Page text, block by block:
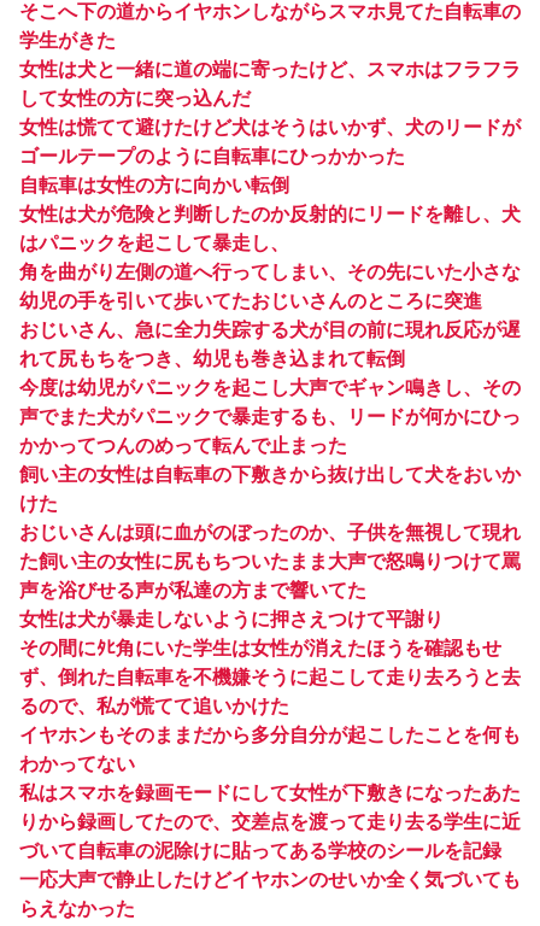
そこへ下の道からイヤホンしながらスマホ見てた自転車の
学生がきた
女性は犬と一緒に道の端に寄ったけど、スマホはフラフラ
して女性の方に突っ込んだ
女性は慌てて避けたけど犬はそうはいかず、犬のリードが
ゴールテープのように自転車にひっかかった
自転車は女性の方に向かい転倒
女性は犬が危険と判断したのか反射的にリードを離し、犬
はパニックを起こして暴走し、
角を曲がり左側の道へ行ってしまい、その先にいた小さな
幼児の手を引いて歩いてたおじいさんのところに突進
おじいさん、急に全力失踪する犬が目の前に現れ反応が遅
れて尻もちをつき、幼児も巻き込まれて転倒
今度は幼児がパニックを起こし大声でギャン鳴きし、その
声でまた犬がパニックで暴走するも、リードが何かにひっ
かかってつんのめって転んで止まった
飼い主の女性は自転車の下敷きから抜け出して犬をおいか
けた
おじいさんは頭に血がのぼったのか、子供を無視して現れ
た飼い主の女性に尻もちついたまま大声で怒鳴りつけて罵
声を浴びせる声が私達の方まで響いてた
女性は犬が暴走しないように押さえつけて平謝り
その間にﾀﾋ角にいた学生は女性が消えたほうを確認もせ
ず、倒れた自転車を不機嫌そうに起こして走り去ろうと去
るので、私が慌てて追いかけた
イヤホンもそのままだから多分自分が起こしたことを何も
わかってない
私はスマホを録画モードにして女性が下敷きになったあた
りから録画してたので、交差点を渡って走り去る学生に近
づいて自転車の泥除けに貼ってある学校のシールを記録
一応大声で静止したけどイヤホンのせいか全く気づいても
らえなかった